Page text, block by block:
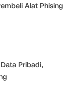
Alat Phising
Pribadi,